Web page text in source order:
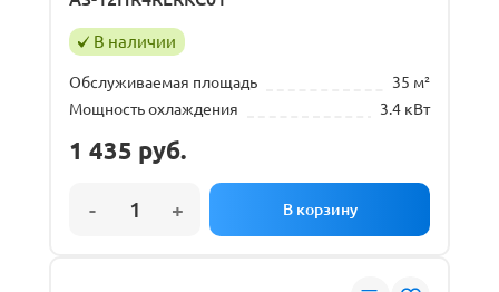
В наличии
Обслуживаемая площадь
35 м²
Мощность охлаждения
3.4 кВт
1 435 руб.